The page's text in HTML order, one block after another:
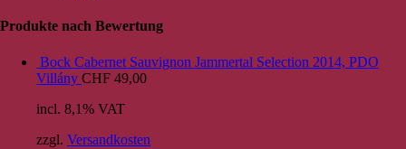
Produkte nach Bewertung
Bock Cabernet Sauvignon Jammertal Selection 2014, PDO
Villány CHF 49,00
incl. 8,1% VAT
zzgl. Versandkosten